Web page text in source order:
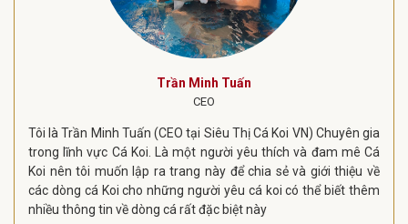
Trần Minh Tuấn
CEO
Tôi là Trần Minh Tuấn (CEO tại Siêu Thị Cá Koi VN) Chuyên gia
trong lĩnh vực Cá Koi. Là một người yêu thích và đam mê Cá
Koi nên tôi muốn lập ra trang này để chia sẻ và giới thiệu về
các dòng cá Koi cho những người yêu cá koi có thể biết thêm
nhiều thông tin về dòng cá rất đặc biệt này